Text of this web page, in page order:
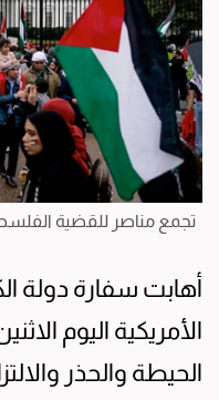
تجمع مناصر للقضية
أهابت سفارة دولة
الأمريكية اليوم
الحيطة والحذر